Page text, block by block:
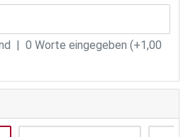
| 0 Worte eingegeben (+1,00